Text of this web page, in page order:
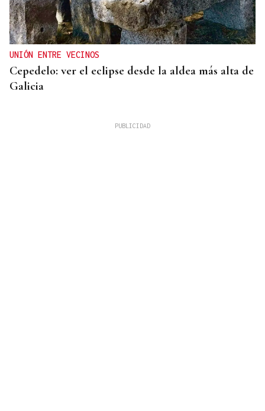
UNIÓN ENTRE VECINOS
Cepedelo: ver el eclipse desde la aldea más alta de
Galicia